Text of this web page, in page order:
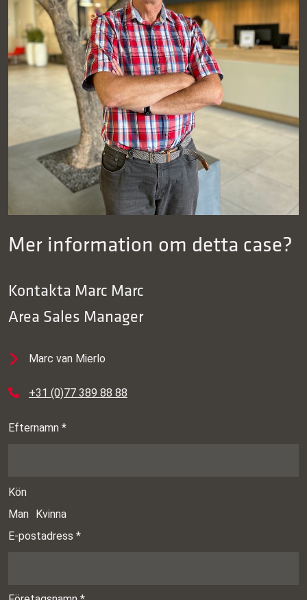
Mer information om detta case?
Kontakta Marc Marc
Area Sales Manager
Marc van Mierlo
+31 (0)77 389 88 88